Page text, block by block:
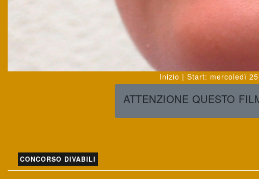
Inizio | Start: mercoledì
ATTENZIONE QUESTO
CONCORSO DIVABILI